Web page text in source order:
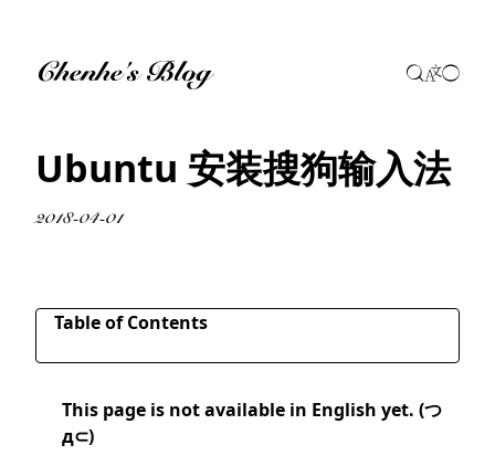
Chenhe's Blog
Ubuntu 安装搜狗输入法
2018-04-01
Table of Contents
安装
配置
This page is not available in English yet. (つ
д⊂)